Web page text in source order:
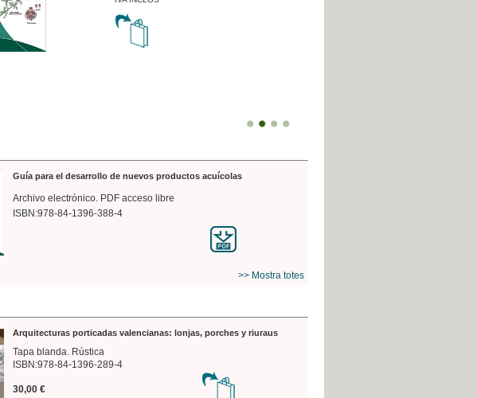
Guía para el desarrollo de nuevos productos acuícolas
Archivo electrónico. PDF acceso libre
ISBN:978-84-1396-388-4
>> Mostra totes
Arquitecturas porticadas valencianas: lonjas, porches y riuraus
Tapa blanda. Rústica
ISBN:978-84-1396-289-4
30,00 €